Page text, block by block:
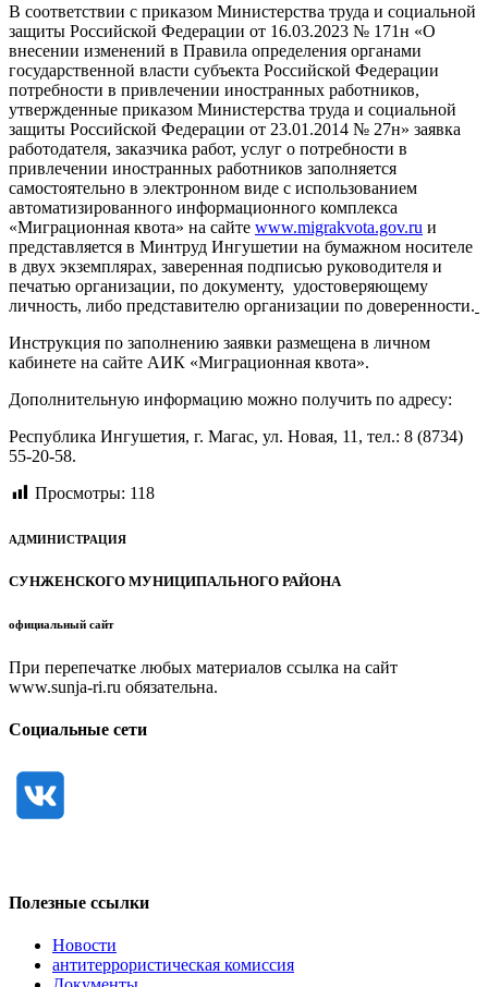
В соответствии с приказом Министерства труда и социальной
защиты Российской Федерации от 16.03.2023 № 171н «О
внесении изменений в Правила определения органами
государственной власти субъекта Российской Федерации
потребности в привлечении иностранных работников,
утвержденные приказом Министерства труда и социальной
защиты Российской Федерации от 23.01.2014 № 27н» заявка
работодателя, заказчика работ, услуг о потребности в
привлечении иностранных работников заполняется
самостоятельно в электронном виде с использованием
автоматизированного информационного комплекса
«Миграционная квота» на сайте www.migrakvota.gov.ru и
представляется в Минтруд Ингушетии на бумажном носителе
в двух экземплярах, заверенная подписью руководителя и
печатью организации, по документу, удостоверяющему
личность, либо представителю организации по доверенности.
Инструкция по заполнению заявки размещена в личном
кабинете на сайте АИК «Миграционная квота».
Дополнительную информацию можно получить по адресу:
Республика Ингушетия, г. Магас, ул. Новая, 11, тел.: 8 (8734)
55-20-58.
Просмотры: 118
АДМИНИСТРАЦИЯ
СУНЖЕНСКОГО МУНИЦИПАЛЬНОГО РАЙОНА
официальный сайт
При перепечатке любых материалов ссылка на сайт
www.sunja-ri.ru обязательна.
Социальные сети
Полезные ссылки
Новости
антитеррористическая комиссия